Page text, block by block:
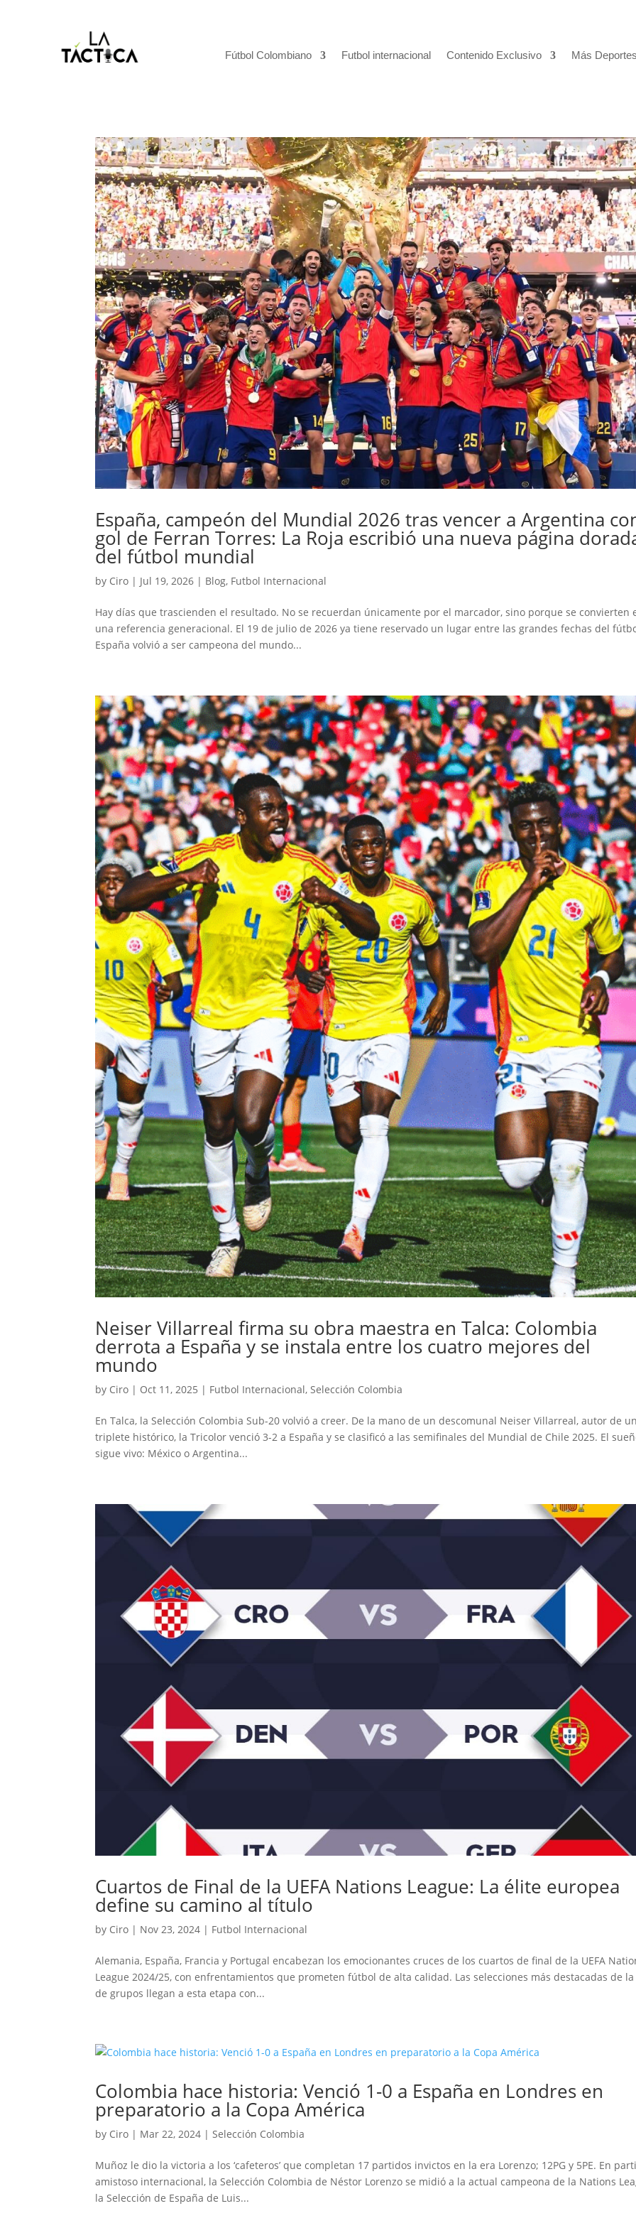
Fútbol Colombiano Futbol internacional Contenido Exclusivo Más
España, campeón del Mundial 2026 tras vencer a Argentina
gol de Ferran Torres: La Roja escribió una nueva página
del fútbol mundial
by Ciro | Jul 19, 2026 | Blog, Futbol Internacional
Hay días que trascienden el resultado. No se recuerdan únicamente por el marcador, sino porque se convierten
una referencia generacional. El 19 de julio de 2026 ya tiene reservado un lugar entre las grandes fechas del
España volvió a ser campeona del mundo...
Neiser Villarreal firma su obra maestra en Talca: Colombia
derrota a España y se instala entre los cuatro mejores del
mundo
by Ciro | Oct 11, 2025 | Futbol Internacional,Selección Colombia
En Talca, la Selección Colombia Sub-20 volvió a creer. De la mano de un descomunal Neiser Villarreal, autor de
triplete histórico, la Tricolor venció 3-2 a España y se clasificó a las semifinales del Mundial de Chile 2025. El
sigue vivo: México o Argentina...
Cuartos de Final de la UEFA Nations League: La élite europea
define su camino al título
by Ciro | Nov 23, 2024 | Futbol Internacional
Alemania, España, Francia y Portugal encabezan los emocionantes cruces de los cuartos de final de la UEFA
League 2024/25, con enfrentamientos que prometen fútbol de alta calidad. Las selecciones más destacadas de
de grupos llegan a esta etapa con...
Colombia hace historia: Venció 1-0 a España en Londres en
preparatorio a la Copa América
by Ciro | Mar 22, 2024 | Selección Colombia
Muñoz le dio la victoria a los ‘cafeteros’ que completan 17 partidos invictos en la era Lorenzo; 12PG y 5PE. En
amistoso internacional, la Selección Colombia de Néstor Lorenzo se midió a la actual campeona de la Nations
la Selección de España de Luis...